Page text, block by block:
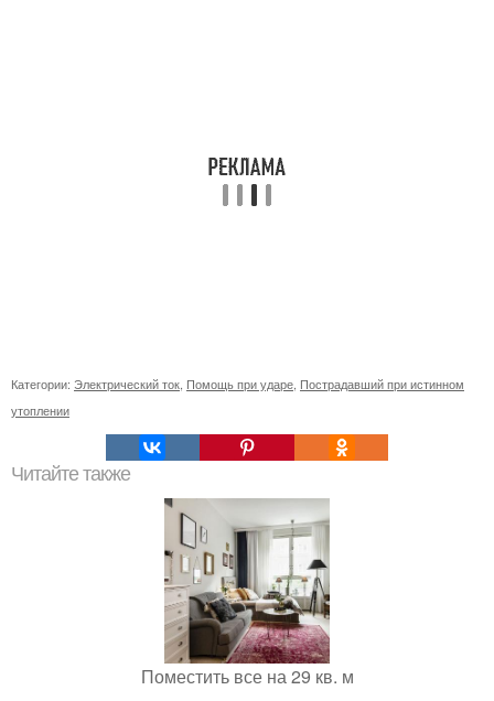
Категории: Электрический ток, Помощь при ударе, Пострадавший при истинном
утоплении
Читайте также
Поместить все на 29 кв. м